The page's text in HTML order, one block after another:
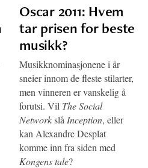
Oscar 2011: Hvem
tar prisen for beste
musikk?
Musikknominasjonene i år
sneier innom de fleste stilarter,
men vinneren er vanskelig å
forutsi. Vil The Social
Networkslå Inception, eller
kan Alexandre Desplat
komme inn fra siden med
Kongens tale?